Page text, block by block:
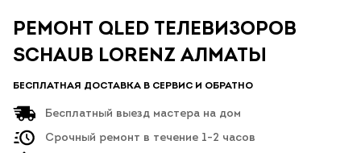
РЕМОНТ QLED ТЕЛЕВИЗОРОВ
SCHAUB LORENZ АЛМАТЫ
БЕСПЛАТНАЯ ДОСТАВКА В СЕРВИС И ОБРАТНО
Бесплатный выезд мастера на дом
Срочный ремонт в течение 1-2 часов